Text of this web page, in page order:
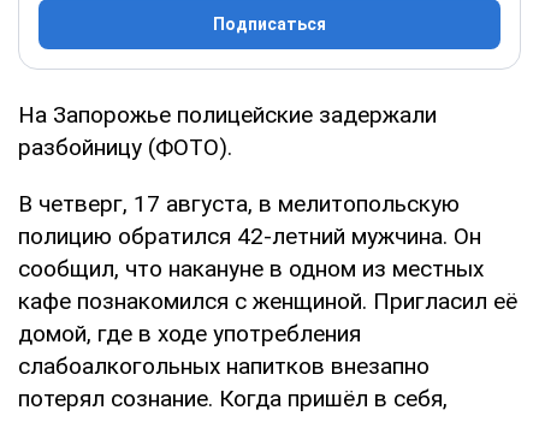
Подписаться
На Запорожье полицейские задержали
разбойницу (ФОТО).
В четверг, 17 августа, в мелитопольскую
полицию обратился 42-летний мужчина. Он
сообщил, что накануне в одном из местных
кафе познакомился с женщиной. Пригласил её
домой, где в ходе употребления
слабоалкогольных напитков внезапно
потерял сознание. Когда пришёл в себя,